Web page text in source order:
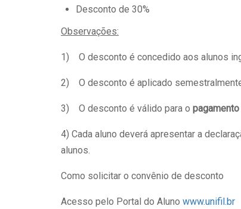
Desconto de 30%
Observações:
1) O desconto é concedido aos alunos
2) O desconto é aplicado
3) O desconto é válido para o
4) Cada aluno deverá apresentar a
alunos.
Como solicitar o convênio de desconto
Acesso pelo Portal do Aluno www.unifil.br